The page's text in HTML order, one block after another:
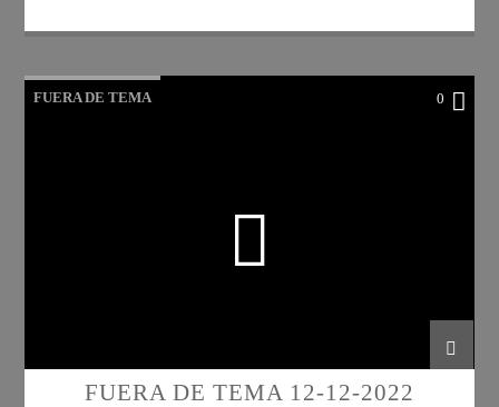
FUERA DE TEMA 0
FUERA DE TEMA 12-12-2022